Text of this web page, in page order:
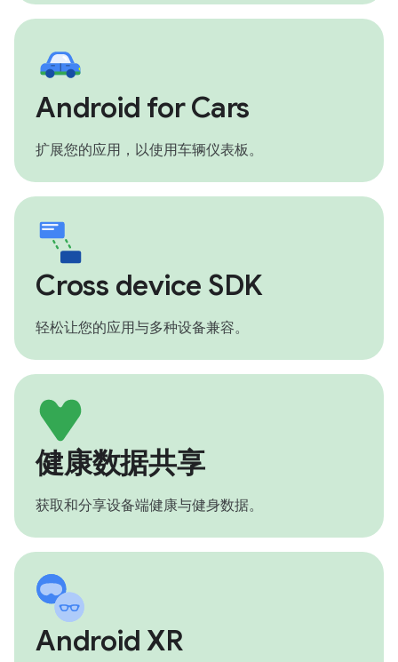
Android for Cars
扩展您的应用，以使用车辆仪表板。
Cross device SDK
轻松让您的应用与多种设备兼容。
健康数据共享
获取和分享设备端健康与健身数据。
Android XR